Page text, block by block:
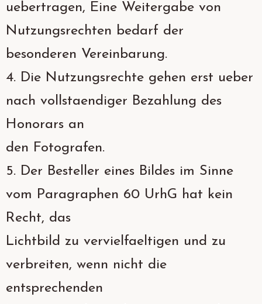
uebertragen, Eine Weitergabe von
Nutzungsrechten bedarf der
besonderen Vereinbarung.
4. Die Nutzungsrechte gehen erst ueber
nach vollstaendiger Bezahlung des
Honorars an
den Fotografen.
5. Der Besteller eines Bildes im Sinne
vom Paragraphen 60 UrhG hat kein
Recht, das
Lichtbild zu vervielfaeltigen und zu
verbreiten, wenn nicht die
entsprechenden